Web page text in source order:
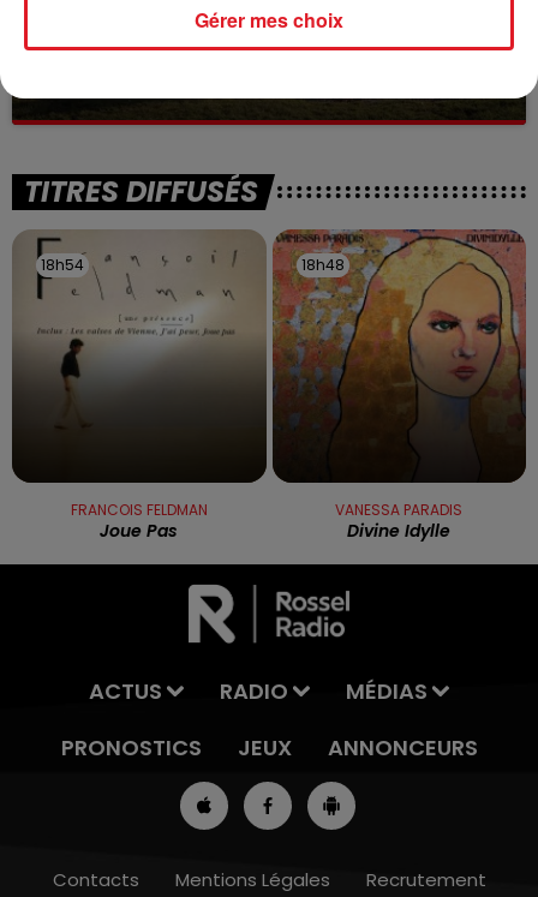
WINGLES: UN JEUNE PERD LA VIE, NOYÉ À
La victime a coulé à pic
TITRES DIFFUSÉS
18h54
18h54
FRANCOIS FELDMAN
Joue Pas
18h48
18h48
VANESSA PARADIS
Divine Idylle
ACTUS RADIO
MÉDIAS
PRONOSTICS
JEUX ANNONCEURS
Contacts Mentions Légales Recrutement
Gérer mes choix